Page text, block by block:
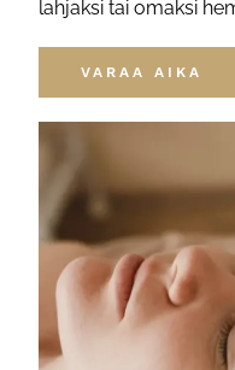
lahjaksi tai omaksi
VARAA AIKA